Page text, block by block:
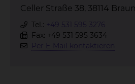
Celler Straße 38, 38114
Tel.: +49 531 595 3276
Fax: +49 531 595 3634
Per E-Mail kontaktieren